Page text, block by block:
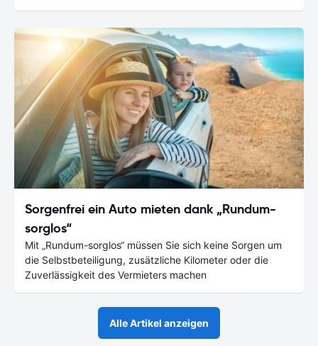
Sorgenfrei ein Auto mieten dank „Rundum-
sorglos“
Mit „Rundum-sorglos“ müssen Sie sich keine Sorgen um
die Selbstbeteiligung, zusätzliche Kilometer oder die
Zuverlässigkeit des Vermieters machen
Alle Artikel anzeigen